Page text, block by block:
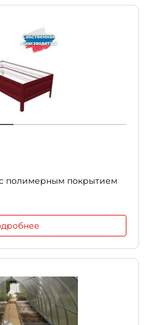
полимерным покрытием